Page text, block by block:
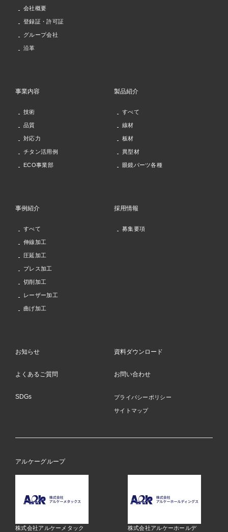
会社概要
登録証・許可証
グループ会社
沿革
事業内容
技術
品質
対応力
チタン活用例
ECO事業部
製品紹介
すべて
線材
板材
異型材
眼鏡パーツ各種
事例紹介
すべて
伸線加工
圧延加工
プレス加工
切削加工
レーザー加工
曲げ加工
採用情報
募集要項
お知らせ
よくあるご質問
SDGs
資料ダウンロード
お問い合わせ
プライバシーポリシー
サイトマップ
アルケーグループ
株式会社アルケーメタック
株式会社アルケーホールデ